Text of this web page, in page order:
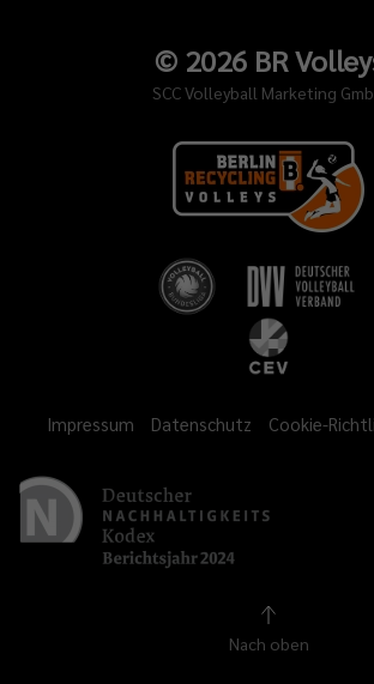
© 2026BR
SCC Volleyball Marketing
Impressum Datenschutz Cookie-
Nach oben